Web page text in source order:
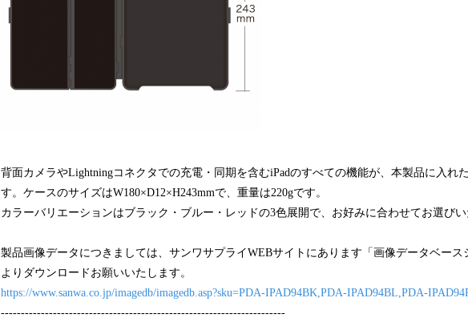
背面カメラやLightningコネクタでの充電・同期を含むiPadのすべての機能が、本製品に入れ
す。ケースのサイズはW180×D12×H243mmで、重量は220gです。
カラーバリエーションはブラック・ブルー・レッドの3色展開で、お好みに合わせてお選びい
製品画像データにつきましては、サンワサプライWEBサイトにあります「画像データベース
よりダウンロードお願いいたします。
https://www.sanwa.co.jp/imagedb/imagedb.asp?sku=PDA-IPAD94BK,PDA-IPAD94BL,PDA-
-----------------------------------------------------------------------